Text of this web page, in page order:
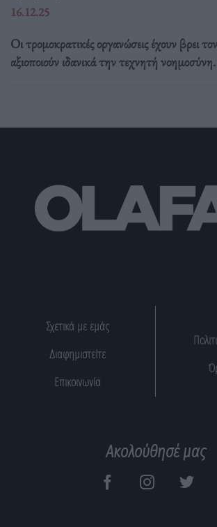
16.12.25
Οι τρομοκρατικές οργανώσεις έχουν βρει
αξιοποιούν ιδανικά την τεχνητή νοημοσύνη.
Σχετικά με εμάς
Διαφημιστείτε
Επικοινωνία
Ακολούθησέ μας